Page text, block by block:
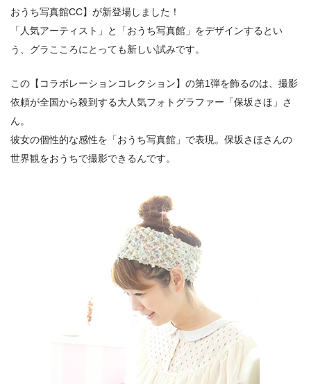
おうち写真館CC】が新登場しました！
「人気アーティスト」と「おうち写真館」をデザインするとい
う、グラこころにとっても新しい試みです。
この【コラボレーションコレクション】の第1弾を飾るのは、撮影
依頼が全国から殺到する大人気フォトグラファー「保坂さほ」さ
ん。
彼女の個性的な感性を「おうち写真館」で表現。保坂さほさんの
世界観をおうちで撮影できるんです。